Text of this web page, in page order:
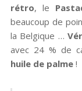
rétro, le
beaucoup de
la Belgique …
avec 24 % de
huile de palme!